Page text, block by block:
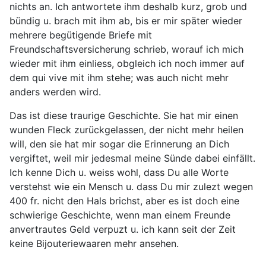
nichts an. Ich antwortete ihm deshalb kurz, grob und
bündig u. brach mit ihm ab, bis er mir später wieder
mehrere begütigende Briefe mit
Freundschaftsversicherung schrieb, worauf ich mich
wieder mit ihm einliess, obgleich ich noch immer auf
dem qui vive mit ihm stehe; was auch nicht mehr
anders werden wird.
Das ist diese traurige Geschichte. Sie hat mir einen
wunden Fleck zurückgelassen, der nicht mehr heilen
will, den sie hat mir sogar die Erinnerung an Dich
vergiftet, weil mir jedesmal meine Sünde dabei einfällt.
Ich kenne Dich u. weiss wohl, dass Du alle Worte
verstehst wie ein Mensch u. dass Du mir zulezt wegen
400 fr. nicht den Hals brichst, aber es ist doch eine
schwierige Geschichte, wenn man einem Freunde
anvertrautes Geld verpuzt u. ich kann seit der Zeit
keine Bijouteriewaaren mehr ansehen.